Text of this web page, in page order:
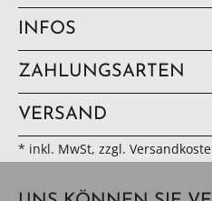
INFOS
ZAHLUNGSARTEN
VERSAND
* inkl. MwSt, zzgl.